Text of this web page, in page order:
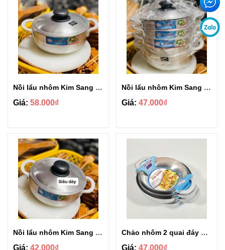
Nồi lẩu nhôm Kim Sang siêu dày size 22cm
Giá: 58.000₫
Nồi lẩu nhôm Kim Sang siêu dày size 20cm
Giá: 47.000₫
Nồi lẩu nhôm Kim Sang siêu dày size 18cm
Giá: 42.000₫
Chảo nhôm 2 quai đáy bằng Kim Sang cao cấp size 24cm
Giá: 47.000₫